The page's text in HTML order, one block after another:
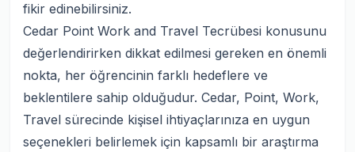
fikir edinebilirsiniz.
Cedar Point Work and Travel Tecrübesi konusunu
değerlendirirken dikkat edilmesi gereken en önemli
nokta, her öğrencinin farklı hedeflere ve
beklentilere sahip olduğudur. Cedar, Point, Work,
Travel sürecinde kişisel ihtiyaçlarınıza en uygun
seçenekleri belirlemek için kapsamlı bir araştırma